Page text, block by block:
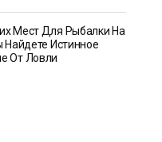
Мест Для Рыбалки На
Найдете Истинное
От Ловли